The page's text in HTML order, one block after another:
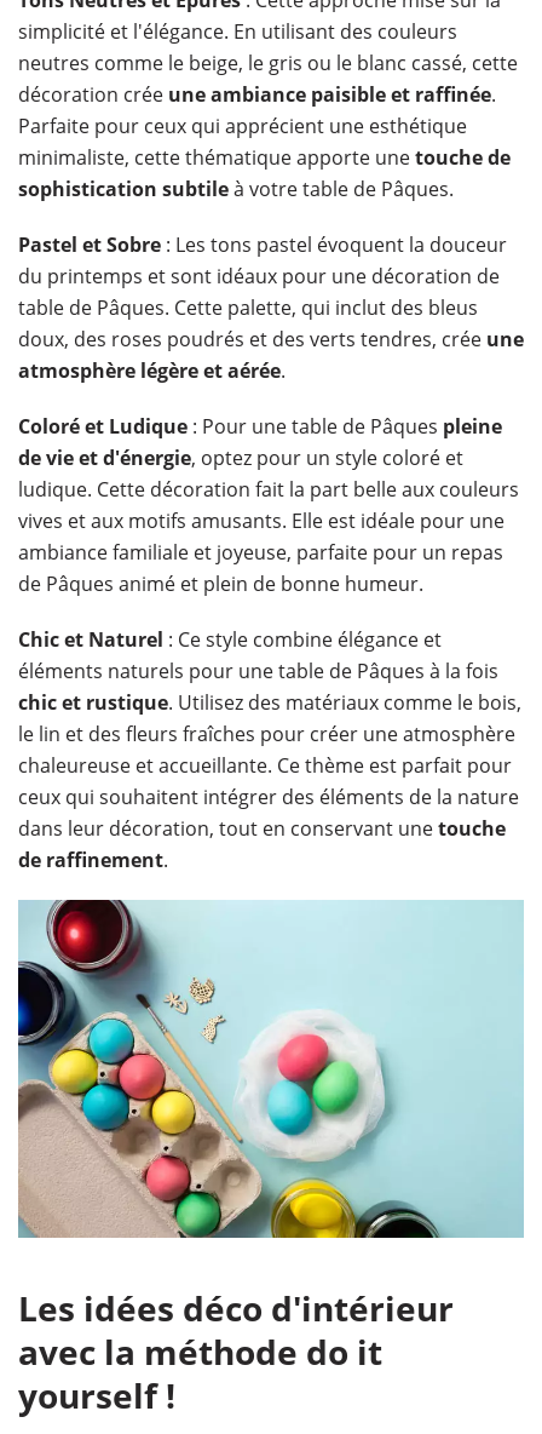
simplicité et l'élégance. En utilisant des couleurs
neutres comme le beige, le gris ou le blanc cassé, cette
décoration crée une ambiance paisible et raffinée.
Parfaite pour ceux qui apprécient une esthétique
minimaliste, cette thématique apporte unetouche de
sophistication subtileà votre table de Pâques.
Pastel et Sobre : Les tons pastel évoquent la douceur
du printemps et sont idéaux pour une décoration de
table de Pâques. Cette palette, qui inclut des bleus
doux, des roses poudrés et des verts tendres, crée une
atmosphère légère et aérée.
Coloré et Ludique : Pour une table de Pâques pleine
de vie et d'énergie, optez pour un style coloré et
ludique. Cette décoration fait la part belle aux couleurs
vives et aux motifs amusants. Elle est idéale pour une
ambiance familiale et joyeuse, parfaite pour un repas
de Pâques animé et plein de bonne humeur.
Chic et Naturel : Ce style combine élégance et
éléments naturels pour une table de Pâques à la fois
chic et rustique. Utilisez des matériaux comme le bois,
le lin et des fleurs fraîches pour créer une atmosphère
chaleureuse et accueillante. Ce thème est parfait pour
ceux qui souhaitent intégrer des éléments de la nature
dans leur décoration, tout en conservant unetouche
de raffinement.
Les idées déco d'intérieur
avec la méthode do it
yourself !